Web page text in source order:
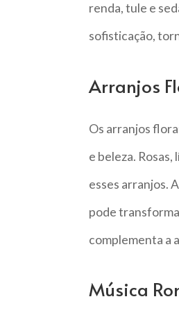
renda, tule e
sofisticação,
Arranjos
Os arranjos
e beleza.
esses arranjos.
pode
complementa a
Música